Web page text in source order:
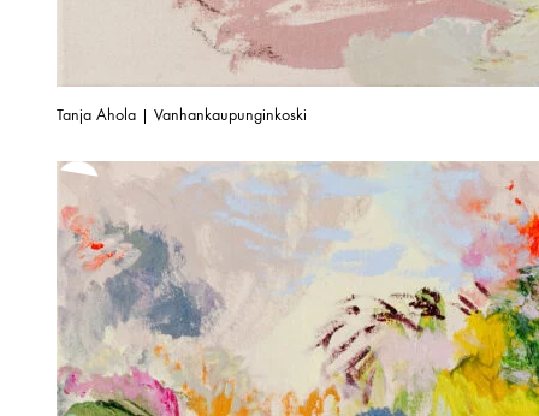
Tanja Ahola | Vanhankaupunginkoski